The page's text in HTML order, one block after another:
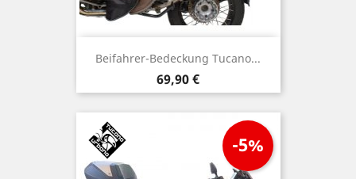
Beifahrer-Bedeckung Tucano...
Preis
69,90 €
-5%